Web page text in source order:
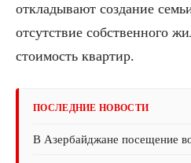
откладывают создание
отсутствие собственного
стоимость квартир.
ПОСЛЕДНИЕ НОВОСТИ
В Азербайджане посещение